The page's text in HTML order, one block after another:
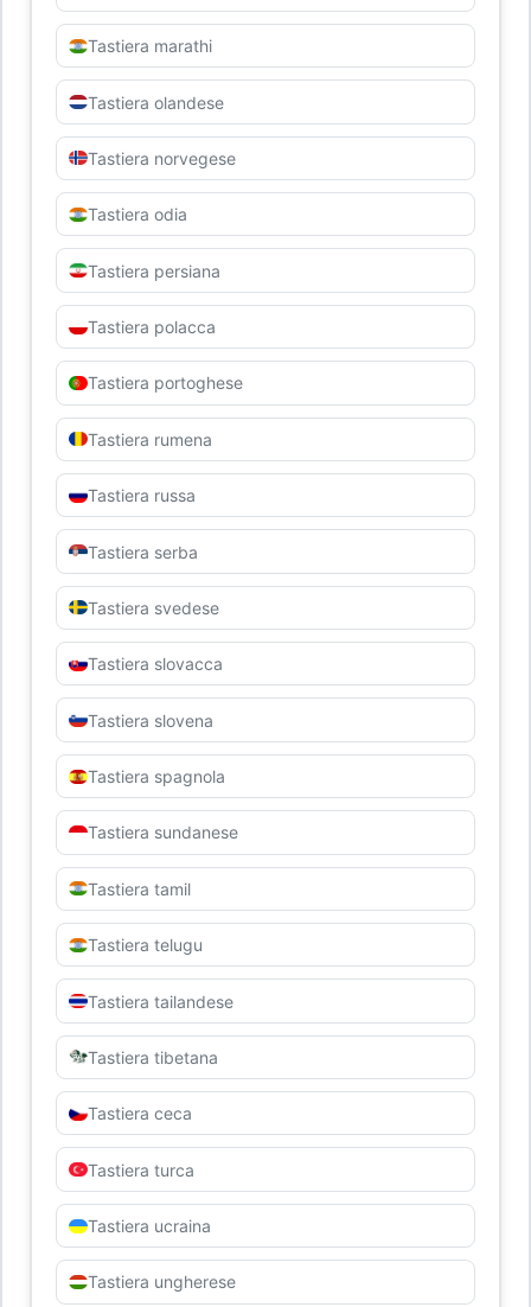
Tastiera marathi
Tastiera olandese
Tastiera norvegese
Tastiera odia
Tastiera persiana
Tastiera polacca
Tastiera portoghese
Tastiera rumena
Tastiera russa
Tastiera serba
Tastiera svedese
Tastiera slovacca
Tastiera slovena
Tastiera spagnola
Tastiera sundanese
Tastiera tamil
Tastiera telugu
Tastiera tailandese
Tastiera tibetana
Tastiera ceca
Tastiera turca
Tastiera ucraina
Tastiera ungherese